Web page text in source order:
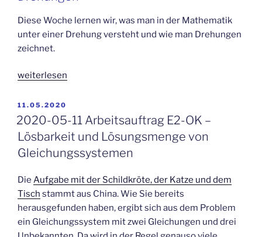
Diese Woche lernen wir, was man in der Mathematik
unter einer Drehung versteht und wie man Drehungen
zeichnet.
weiterlesen
VERÖFFENTLICHT
AM
11.05.2020
2020-05-11 Arbeitsauftrag E2-OK –
Lösbarkeit und Lösungsmenge von
Gleichungssystemen
Die Aufgabe mit der Schildkröte, der Katze und dem
Tisch stammt aus China. Wie Sie bereits
herausgefunden haben, ergibt sich aus dem Problem
ein Gleichungssystem mit zwei Gleichungen und drei